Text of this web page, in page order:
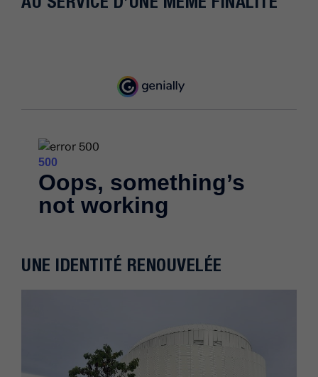
UNE IDENTITÉ RENOUVELÉE